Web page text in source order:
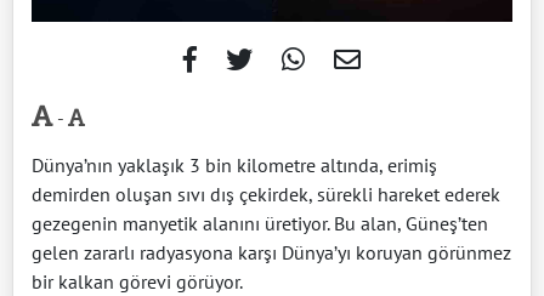
-
Dünya’nın yaklaşık 3 bin kilometre altında, erimiş
demirden oluşan sıvı dış çekirdek, sürekli hareket ederek
gezegenin manyetik alanını üretiyor. Bu alan, Güneş’ten
gelen zararlı radyasyona karşı Dünya’yı koruyan görünmez
bir kalkan görevi görüyor.